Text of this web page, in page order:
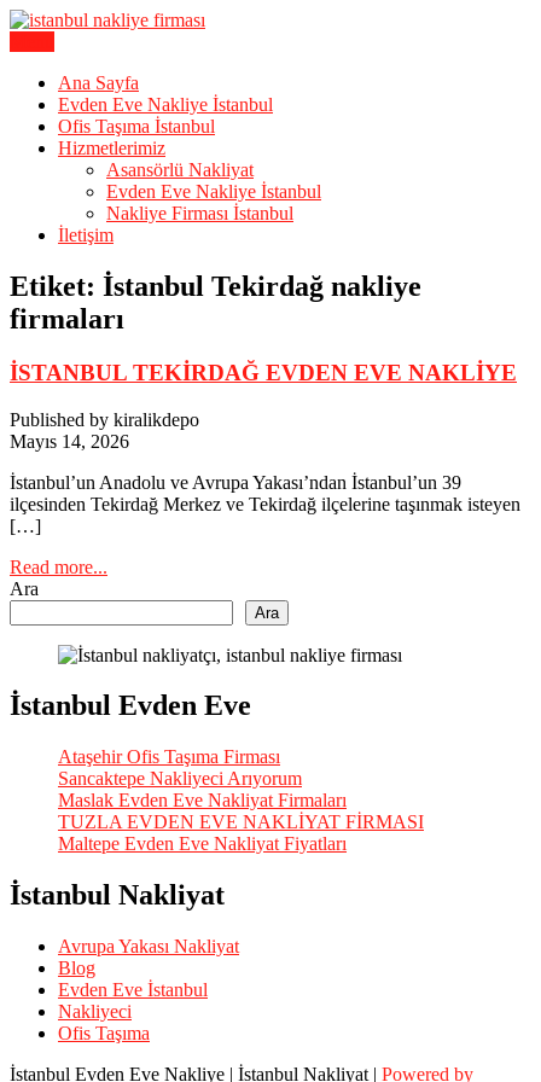
Skip
İstanbul Evden Eve Nakliye |
İstanbul Nakliyat
Ana Sayfa
Evden Eve Nakliye İstanbul
Ofis Taşıma İstanbul
Hizmetlerimiz
Asansörlü Nakliyat
Evden Eve Nakliye İstanbul
Nakliye Firması İstanbul
İletişim
Etiket: İstanbul Tekirdağ nakliye
firmaları
İSTANBUL TEKİRDAĞ EVDEN EVE NAKLİYE
Published by kiralikdepo
Mayıs 14, 2026
İstanbul’un Anadolu ve Avrupa Yakası’ndan İstanbul’un 39
ilçesinden Tekirdağ Merkez ve Tekirdağ ilçelerine taşınmak isteyen
[…]
Read more...
Ara
Ara
İstanbul Evden Eve
Ataşehir Ofis Taşıma Firması
Sancaktepe Nakliyeci Arıyorum
Maslak Evden Eve Nakliyat Firmaları
TUZLA EVDEN EVE NAKLİYAT FİRMASI
Maltepe Evden Eve Nakliyat Fiyatları
İstanbul Nakliyat
Avrupa Yakası Nakliyat
Blog
Evden Eve İstanbul
Nakliyeci
Ofis Taşıma
İstanbul Evden Eve Nakliye | İstanbul Nakliyat | Powered by